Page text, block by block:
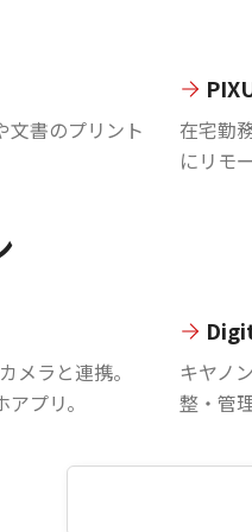
文書のプリント
在宅勤
にリモ
メラと連携。
プリ。
キヤノ
整・管